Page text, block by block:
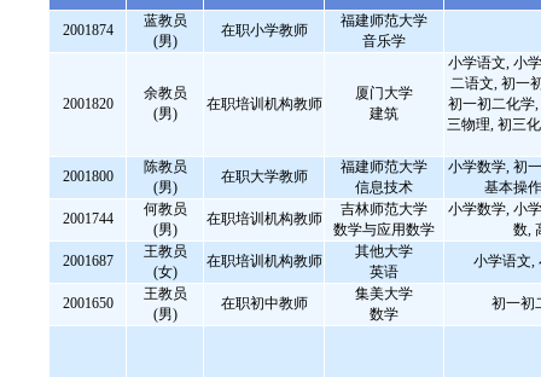
2001874
蓝教员
(男)
在职小学教师
福建师范大学
音乐学
2001820
余教员
(男)
在职培训机构教师
厦门大学
建筑
小学语文, 小
二语文, 初一
初一初二化学
三物理, 初三
2001800
陈教员
(男)
在职大学教师
福建师范大学
信息技术
小学数学, 初
基本操
2001744
何教员
(男)
在职培训机构教师
吉林师范大学
数学与应用数学
小学数学, 小
数,
2001687
王教员
(女)
在职培训机构教师
其他大学
英语
小学语文,
2001650
王教员
(男)
在职初中教师
集美大学
数学
初一初